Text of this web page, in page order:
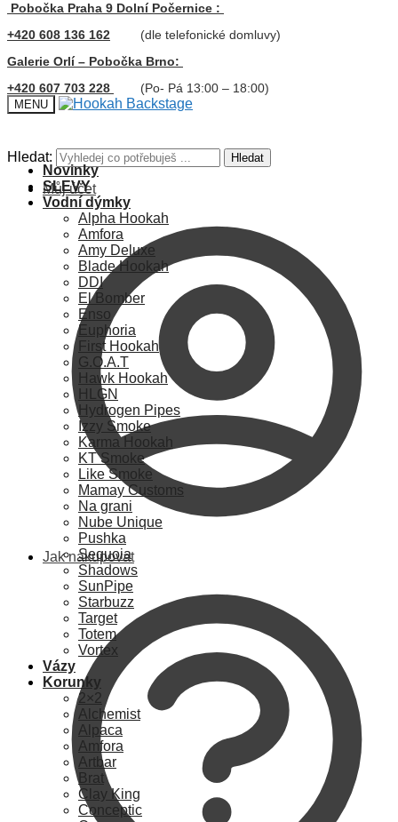
Pobočka Praha 9 Dolní Počernice :
+420 608 136 162
(dle telefonické domluvy)
Galerie Orlí – Pobočka Brno:
+420 607 703 228
(Po- Pá 13:00 – 18:00)
MENU
Hledat: Hledat
Můj účet
Jak nakupovat
Novinky
SLEVY
Vodní dýmky
Alpha Hookah
Amfora
Amy Deluxe
Blade Hookah
DDI
El Bomber
Enso
Euphoria
First Hookah
G.O.A.T
Hawk Hookah
HLGN
Hydrogen Pipes
Izzy Smoke
Karma Hookah
KT Smoke
Like Smoke
Mamay Customs
Na grani
Nube Unique
Pushka
Sequoia
Shadows
SunPipe
Starbuzz
Target
Totem
Vortex
Vázy
Korunky
2×2
Alchemist
Alpaca
Amfora
Artbar
Brat
Clay King
Conceptic